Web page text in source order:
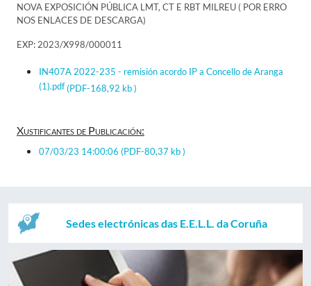
NOVA EXPOSICIÓN PÚBLICA LMT, CT E RBT MILREU ( POR ERRO
NOS ENLACES DE DESCARGA)
EXP: 2023/X998/000011
IN407A 2022-235 - remisión acordo IP a Concello de Aranga
(1).pdf(PDF-168,92 kb )
Xustificantes de Publicación:
07/03/23 14:00:06 (PDF-80,37 kb )
Sedes electrónicas das E.E.L.L. da Coruña